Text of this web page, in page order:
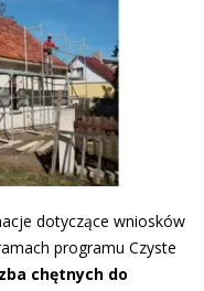
dotyczące wniosków
programu Czyste
chętnych do